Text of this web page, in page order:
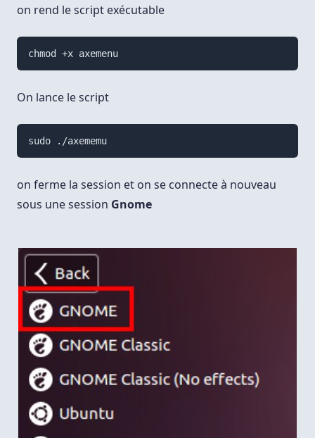
on rend le script exécutable
chmod +x axemenu
On lance le script
sudo ./axememu
on ferme la session et on se connecte à nouveau
sous une session Gnome